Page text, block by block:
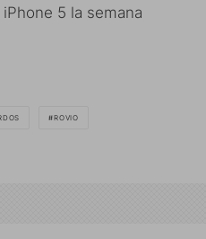
5 la semana
ROVIO